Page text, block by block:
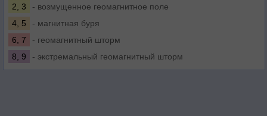
2, 3
- возмущенное геомагнитное поле
4, 5
- магнитная буря
6, 7
- геомагнитный шторм
8, 9
- экстремальный геомагнитный шторм